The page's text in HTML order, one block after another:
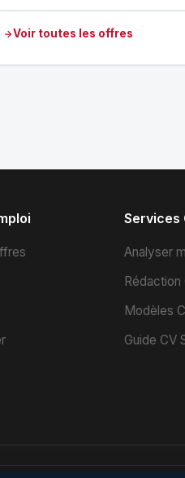
Voir toutes les offres
Services
Analyser
Rédaction
Modèles
Guide CV